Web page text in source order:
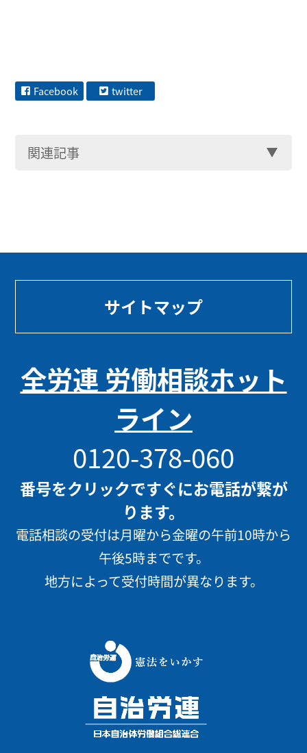
Facebook twitter
関連記事
サイトマップ
全労連 労働相談ホット
ライン
0120-378-060
番号をクリックですぐにお電話が繋が
ります。
電話相談の受付は月曜から金曜の午前10時から
午後5時までです。
地方によって受付時間が異なります。